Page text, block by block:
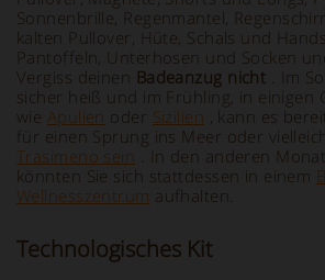
Sonnenbrille, Regenmantel,
kalten Pullover, Hüte, Schals und
Pantoffeln, Unterhosen und Socken
Vergiss deinen Badeanzug nicht . Im
sicher heiß und im Frühling, in einigen
wie Apulien oder Sizilien , kann es
für einen Sprung ins Meer oder
Trasimeno sein . In den anderen
könnten Sie sich stattdessen in einem
Wellnesszentrum aufhalten.
Technologisches Kit